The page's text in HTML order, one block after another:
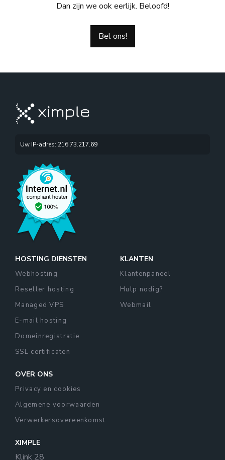
Dan zijn we ook eerlijk. Beloofd!
Bel ons!
Uw IP-adres: 216.73.217.69
HOSTING DIENSTEN
Webhosting
Reseller hosting
Managed VPS
E-mail hosting
Domeinregistratie
SSL certificaten
KLANTEN
Klantenpaneel
Hulp nodig?
Webmail
OVER ONS
Privacy en cookies
Algemene voorwaarden
Verwerkersovereenkomst
XIMPLE
Klink 28